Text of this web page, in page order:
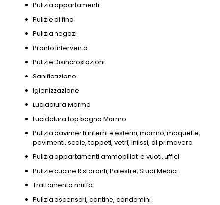
Pulizia appartamenti
Pulizie di fino
Pulizia negozi
Pronto intervento
Pulizie Disincrostazioni
Sanificazione
Igienizzazione
Lucidatura Marmo
Lucidatura top bagno Marmo
Pulizia pavimenti interni e esterni, marmo, moquette,
pavimenti, scale, tappeti, vetri, Infissi, di primavera
Pulizia appartamenti ammobiliati e vuoti, uffici
Pulizie cucine Ristoranti, Palestre, Studi Medici
Trattamento muffa
Pulizia ascensori, cantine, condomini